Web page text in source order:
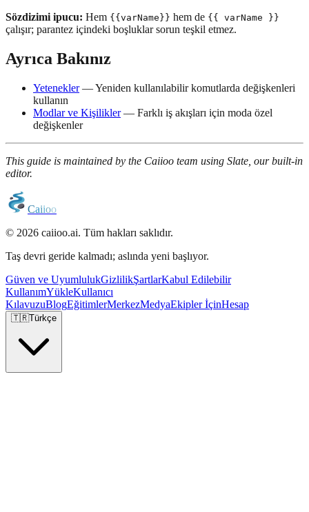
Sözdizimi ipucu: Hem {{varName}} hem de {{ varName }}
çalışır; parantez içindeki boşluklar sorun teşkil etmez.
Ayrıca Bakınız
Yetenekler— Yeniden kullanılabilir komutlarda değişkenleri
kullanın
Modlar ve Kişilikler— Farklı iş akışları için moda özel
değişkenler
This guide is maintained by the Caiioo team using Slate, our built-in
editor.
Caiioo
© 2026 caiioo.ai. Tüm hakları saklıdır.
Taş devri geride kalmadı; aslında yeni başlıyor.
Güven ve UyumlulukGizlilikŞartlarKabul Edilebilir
KullanımYükleKullanıcı
KılavuzuBlogEğitimlerMerkezMedyaEkipler İçinHesap
🇹🇷Türkçe